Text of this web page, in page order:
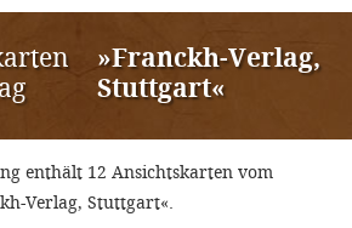
»Franckh-Verlag,
Stuttgart«
enthält 12 Ansichtskarten vom
Verlag, Stuttgart«.